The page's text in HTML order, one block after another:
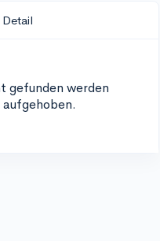
gefunden werden